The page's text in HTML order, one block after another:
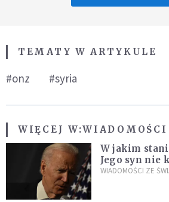
TEMATY W ARTYKULE
#onz #syria
WIĘCEJ W:
W jakim
Jego syn nie
WIADOMOŚCI ZE